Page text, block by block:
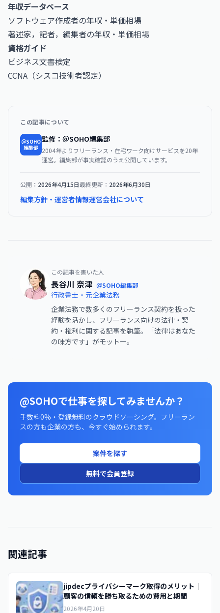
年収データベース
ソフトウェア作成者の年収・単価相場
著述家，記者，編集者の年収・単価相場
資格ガイド
ビジネス文書検定
CCNA（シスコ技術者認定）
この記事について
＠SOHO
編集部
監修：＠SOHO編集部
2004年よりフリーランス・在宅ワーク向けサービスを20年
運営。編集部が事実確認のうえ公開しています。
公開： 2026年4月15日最終更新： 2026年6月30日
編集方針・運営者情報運営会社について
この記事を書いた人
長谷川 奈津 ＠SOHO編集部
行政書士・元企業法務
企業法務で数多くのフリーランス契約を扱った
経験を活かし、フリーランス向けの法律・契
約・権利に関する記事を執筆。「法律はあなた
の味方です」がモットー。
@SOHOで仕事を探してみませんか？
手数料0%・登録無料のクラウドソーシング。フリーラン
スの方も企業の方も、今すぐ始められます。
案件を探す
無料で会員登録
関連記事
jipdecプライバシーマーク取得のメリット｜
顧客の信頼を勝ち取るための費用と期間
2026年4月20日